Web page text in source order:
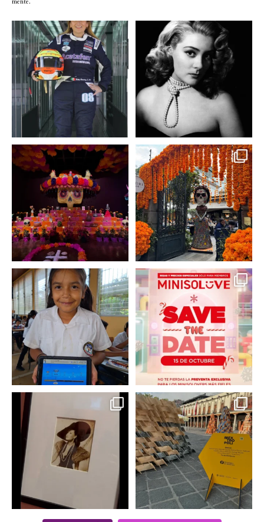
Conoce a @betty_racing08
la piloto mexicana que ...
3 0
Descanse en paz la gran
diva del cine mexicano
2 0
A partir de hoy miercoles
23 de octubre y hasta el...
2 0
No te pierdas la exhibición
de @menchaca.studio...
2 0
En un contexto donde
muchas niñas y
adolescentes...
0 0
La temporada navideña
llegó a @minisomexico...
2 0
Hoy sábado 28 de
septiembre se inauguró
en...
2 0
Este fin de semana no te
pierdas @mextropoli, el...
2 0